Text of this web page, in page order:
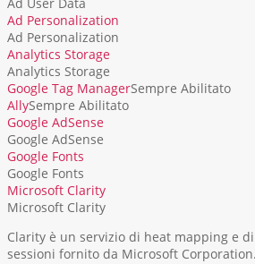
Ad Personalization
Ad Personalization
Analytics Storage
Analytics Storage
Google Tag ManagerSempre Abilitato
AllySempre Abilitato
Google AdSense
Google AdSense
Google Fonts
Google Fonts
Microsoft Clarity
Microsoft Clarity
Clarity è un servizio di heat mapping e
sessioni fornito da Microsoft Corporation.